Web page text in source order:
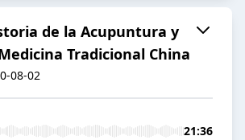
de la Acupuntura y
Tradicional China
08-02
21:36